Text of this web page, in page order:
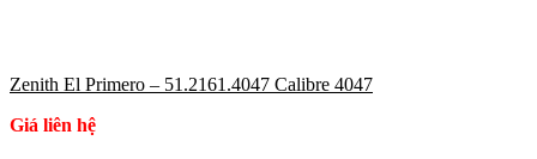
Zenith El Primero – 51.2161.4047 Calibre 4047
Giá liên hệ